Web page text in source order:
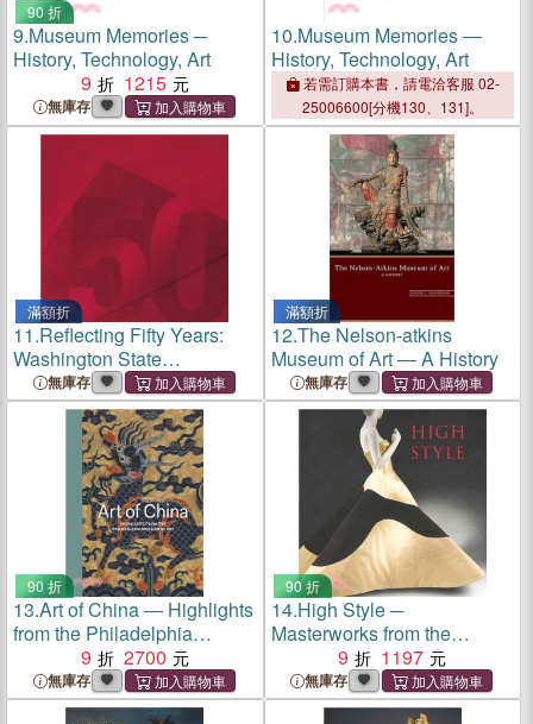
90 折
9.Museum Memories ─
History, Technology, Art
9
1215
無庫存
10.Museum Memories ―
History, Technology, Art
若需訂購本書，請電洽客服 02-
25006600[分機130、131]。
滿額折
11.Reflecting Fifty Years:
Washington State
University's Art Museum
無庫存
滿額折
12.The Nelson-atkins
Museum of Art ― A History
無庫存
90 折
13.Art of China ― Highlights
from the Philadelphia
Museum of Art
9 2700
無庫存
90 折
14.High Style ─
Masterworks from the
Brooklyn Museum Costume
Collection at the
Metropolitan Museum of Art
9 1197
無庫存